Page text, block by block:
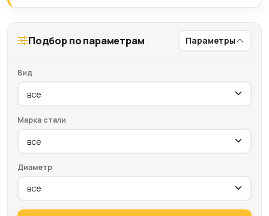
Подбор по параметрам Параметры
Вид
Марка стали
Диаметр